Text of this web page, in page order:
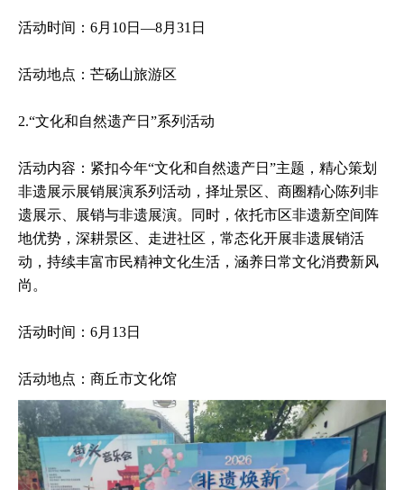
活动时间：6月10日—8月31日
活动地点：芒砀山旅游区
2.“文化和自然遗产日”系列活动
活动内容：紧扣今年“文化和自然遗产日”主题，精心策划
非遗展示展销展演系列活动，择址景区、商圈精心陈列非
遗展示、展销与非遗展演。同时，依托市区非遗新空间阵
地优势，深耕景区、走进社区，常态化开展非遗展销活
动，持续丰富市民精神文化生活，涵养日常文化消费新风
尚。
活动时间：6月13日
活动地点：商丘市文化馆